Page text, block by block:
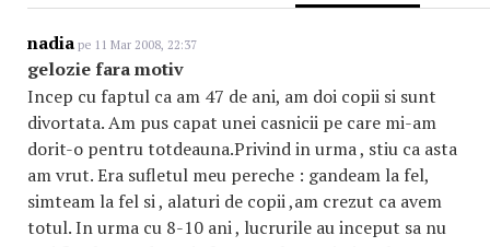
nadia pe 11 Mar 2008, 22:37
gelozie fara motiv
Incep cu faptul ca am 47 de ani, am doi copii si sunt
divortata. Am pus capat unei casnicii pe care mi-am
dorit-o pentru totdeauna.Privind in urma , stiu ca asta
am vrut. Era sufletul meu pereche : gandeam la fel,
simteam la fel si , alaturi de copii ,am crezut ca avem
totul. In urma cu 8-10 ani , lucrurile au inceput sa nu